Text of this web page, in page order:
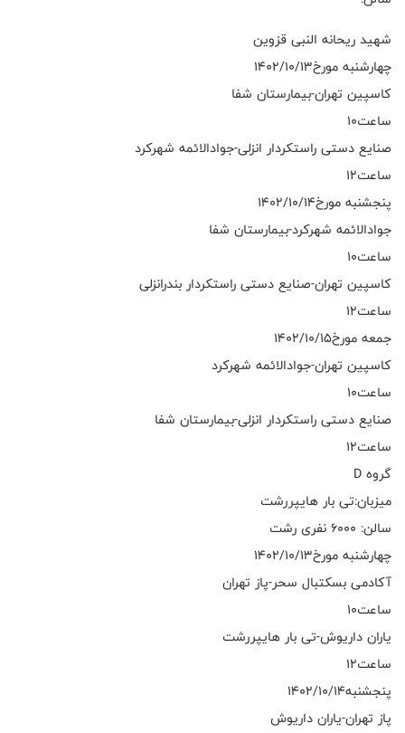
شهید ریحانه النبی قزوین
چهارشنبه مورخ۱۴۰۲/۱۰/۱۳
کاسپین تهران-بیمارستان شفا
ساعت۱۰
صنایع دستی راستکردار انزلی-جوادالائمه شهرکرد
ساعت۱۲
پنجشنبه مورخ۱۴۰۲/۱۰/۱۴
جوادالائمه شهرکرد-بیمارستان شفا
ساعت۱۰
کاسپین تهران-صنایع دستی راستکردار بندرانزلی
ساعت۱۲
جمعه مورخ۱۴۰۲/۱۰/۱۵
کاسپین تهران-جوادالائمه شهرکرد
ساعت۱۰
صنایع دستی راستکردار انزلی-بیمارستان شفا
ساعت۱۲
گروه D
میزبان:تی بار هایپررشت
سالن: ۶۰۰۰ نفری رشت
چهارشنبه مورخ۱۴۰۲/۱۰/۱۳
آکادمی بسکتبال سحر-پاز تهران
ساعت۱۰
یاران داریوش-تی بار هایپررشت
ساعت۱۲
پنجشنبه۱۴۰۲/۱۰/۱۴
پاز تهران-یاران داریوش